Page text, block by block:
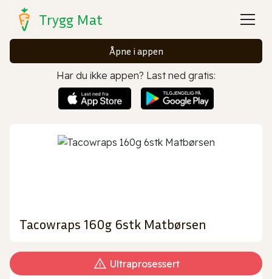
Trygg Mat
Åpne i appen
Har du ikke appen? Last ned gratis:
Tacowraps 160g 6stk Matbørsen
Ultraprosessert